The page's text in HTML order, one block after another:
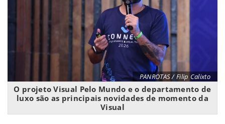
PANROTAS / Filip Calixto
O projeto Visual Pelo Mundo e o departamento de
luxo são as principais novidades de momento da
Visual